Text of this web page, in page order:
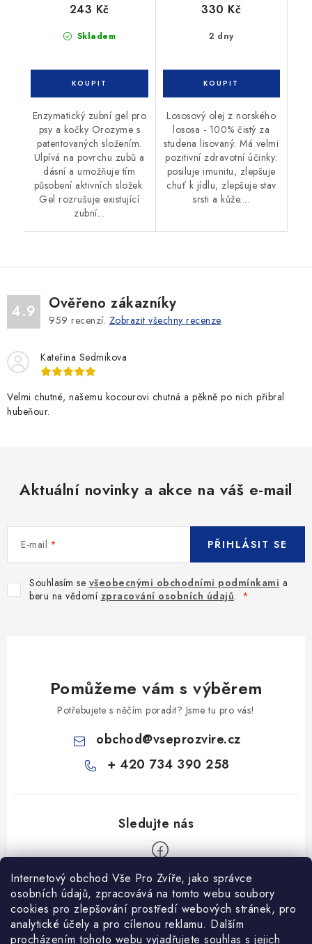
Internetový obchod Vše Pro Zvíře, jako správce
osobních údajů, zpracovává na tomto webu soubory
cookies pro zlepšování prostředí webových stránek, pro
analytické účely a pro cílenou reklamu. Dalším
procházením tohoto webu vyjadřujete souhlas s jejich
Skladem
243 Kč
Enzymatický zubní gel pro
psy a kočky Orozyme s
patentovaných složením.
Ulpívá na povrchu zubů a
dásní a umožňuje tím
působení aktivních složek.
Gel rozrušuje existující
zubní...
2 dny
330 Kč
Lososový olej z norského
lososa - 100% čistý za
studena lisovaný. Má velmi
pozitivní zdravotní účinky:
posiluje imunitu, zlepšuje
chuť k jídlu, zlepšuje stav
srsti a kůže....
4.9 Ověřeno zákazníky
959 recenzí. Zobrazit všechny recenze
Kateřina Sedmikova
Velmi chutné, našemu kocourovi chutná a pěkně po nich přibral
hubeňour.
Aktuální novinky a akce na váš e-mail
E-mail
Souhlasím se všeobecnými obchodními podmínkami a
beru na vědomí zpracování osobních údajů.
PŘIHLÁSIT SE
Pomůžeme vám s výběrem
Potřebujete s něčím poradit? Jsme tu pro vás!
obchod@vseprozvire.cz
+ 420 734 390 258
Informace pro Vás